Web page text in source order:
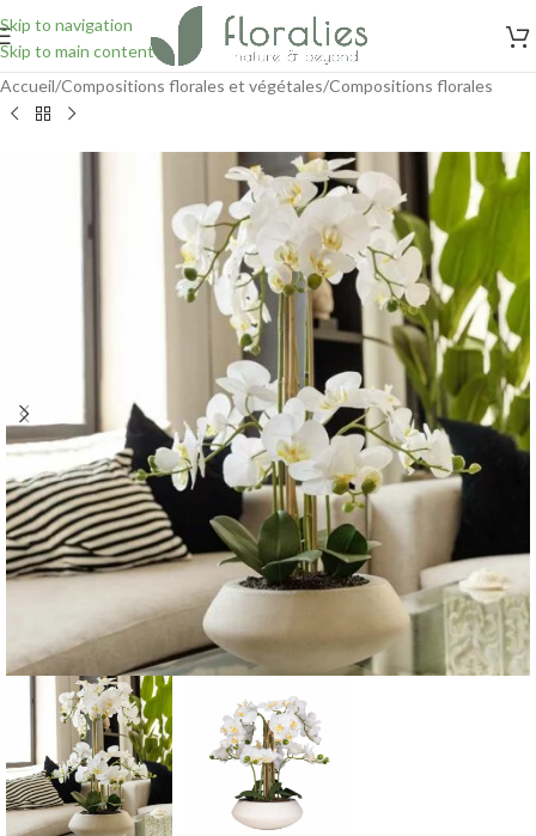
Skip to navigation
Skip to main content
Accueil/Compositions florales et végétales/Compositions florales